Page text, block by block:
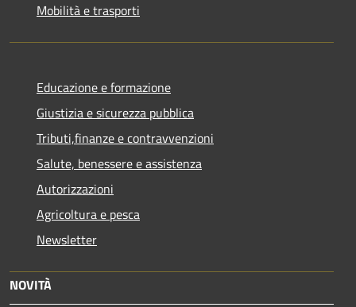
Mobilità e trasporti
Educazione e formazione
Giustizia e sicurezza pubblica
Tributi,finanze e contravvenzioni
Salute, benessere e assistenza
Autorizzazioni
Agricoltura e pesca
Newsletter
NOVITÀ